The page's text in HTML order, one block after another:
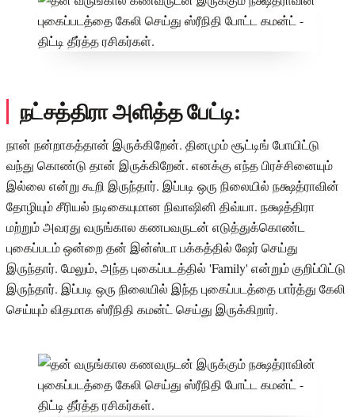
நட்சத்திரா அளித்த பேட்டி:
நான் நன்றாகத்தான் இருக்கிறேன். தினமும் சூட்டிங் போயிட்டு
வந்து கொண்டு தான் இருக்கிறேன். எனக்கு எந்த பிரச்சினையும்
இல்லை என்று கூறி இருந்தார். இப்படி ஒரு நிலையில் நக்ஷத்ராவின்
தோழியும் சீரியல் நடிகையுமான நிவாஷினி திவ்யா. நக்ஷத்திரா
மற்றும் அவரது வருங்கால கணபவருடன் எடுத்துக்கொண்ட
புகைப்படம் ஒன்றை தன் இன்ஸ்டா பக்கத்தில் ஷேர் செய்து
இருந்தார். மேலும், அந்த புகைப்படத்தில் 'Family' என்றும் குறிப்பிட்டு
இருந்தார். இப்படி ஒரு நிலையில் இந்த புகைப்படத்தை பார்த்து கேலி
செய்யும் விதமாக ஸ்ரீநிதி கமன்ட் செய்து இருக்கிறார்.